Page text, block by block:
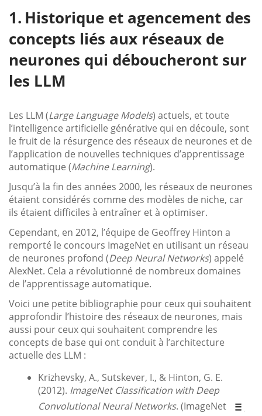
Historique et agencement des
concepts liés aux réseaux de
neurones qui déboucheront sur
les LLM
Les LLM (Large Language Models) actuels, et toute
l’intelligence artificielle générative qui en découle, sont
le fruit de la résurgence des réseaux de neurones et de
l’application de nouvelles techniques d’apprentissage
automatique (Machine Learning).
Jusqu’à la fin des années 2000, les réseaux de neurones
étaient considérés comme des modèles de niche, car
ils étaient difficiles à entraîner et à optimiser.
Cependant, en 2012, l’équipe de Geoffrey Hinton a
remporté le concours ImageNet en utilisant un réseau
de neurones profond (Deep Neural Networks) appelé
AlexNet. Cela a révolutionné de nombreux domaines
de l’apprentissage automatique.
Voici une petite bibliographie pour ceux qui souhaitent
approfondir l’histoire des réseaux de neurones, mais
aussi pour ceux qui souhaitent comprendre les
concepts de base qui ont conduit à l’architecture
actuelle des LLM :
Krizhevsky, A., Sutskever, I., & Hinton, G. E.
(2012). ImageNet Classification with Deep
Convolutional Neural Networks. (ImageNet